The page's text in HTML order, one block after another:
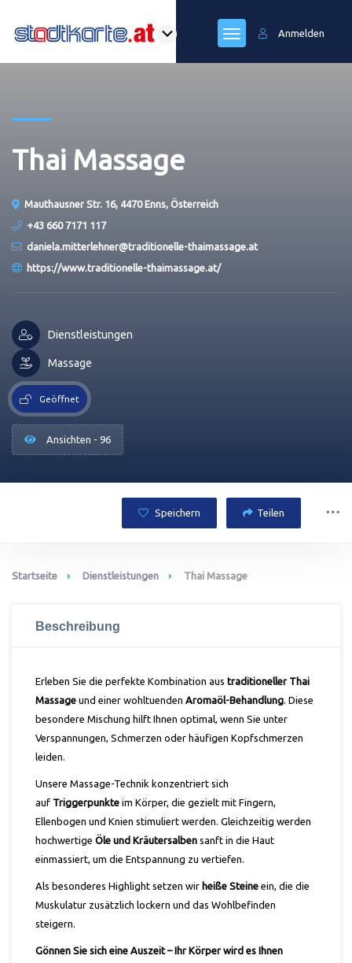
Anmelden
Thai Massage
Mauthausner Str. 16, 4470 Enns, Österreich
+43 660 7171 117
daniela.mitterlehner@traditionelle-thaimassage.at
https://www.traditionelle-thaimassage.at/
Dienstleistungen
Massage
Geöffnet
Ansichten - 96
Speichern Teilen
Startseite Dienstleistungen Thai Massage
Beschreibung
Erleben Sie die perfekte Kombination aus traditioneller Thai
Massage und einer wohltuenden Aromaöl-Behandlung. Diese
besondere Mischung hilft Ihnen optimal, wenn Sie unter
Verspannungen, Schmerzen oder häufigen Kopfschmerzen
leiden.
Unsere Massage-Technik konzentriert sich
auf Triggerpunkte im Körper, die gezielt mit Fingern,
Ellenbogen und Knien stimuliert werden. Gleichzeitig werden
hochwertige Öle und Kräutersalben sanft in die Haut
einmassiert, um die Entspannung zu vertiefen.
Als besonderes Highlight setzen wir heiße Steine ein, die die
Muskulatur zusätzlich lockern und das Wohlbefinden
steigern.
Gönnen Sie sich eine Auszeit – Ihr Körper wird es Ihnen